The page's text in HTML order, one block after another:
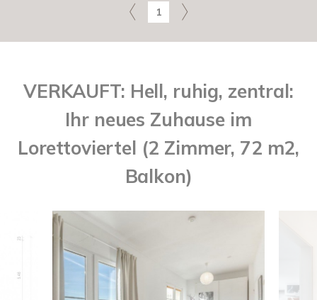
1
VERKAUFT: Hell, ruhig, zentral:
Ihr neues Zuhause im
Lorettoviertel (2 Zimmer, 72 m2,
Balkon)